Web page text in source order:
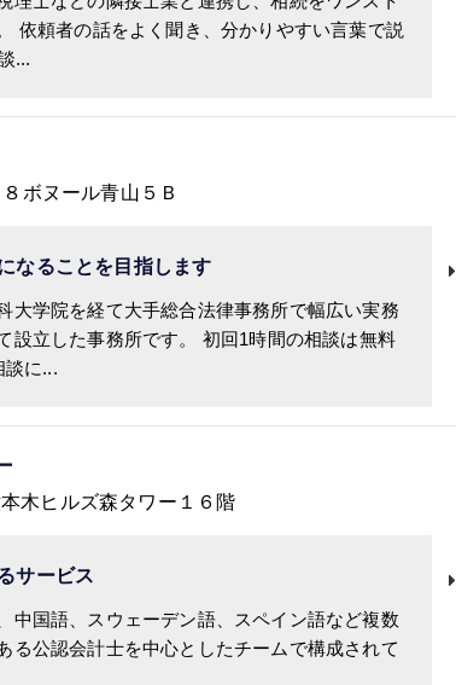
依頼者の話をよく聞き、分かりやすい言葉で説
...
ボヌール青山５Ｂ
なることを目指します
大学院を経て大手総合法律事務所で幅広い実務
設立した事務所です。 初回1時間の相談は無料
談に...
木ヒルズ森タワー１６階
サービス
中国語、スウェーデン語、スペイン語など複数
る公認会計士を中心としたチームで構成されて